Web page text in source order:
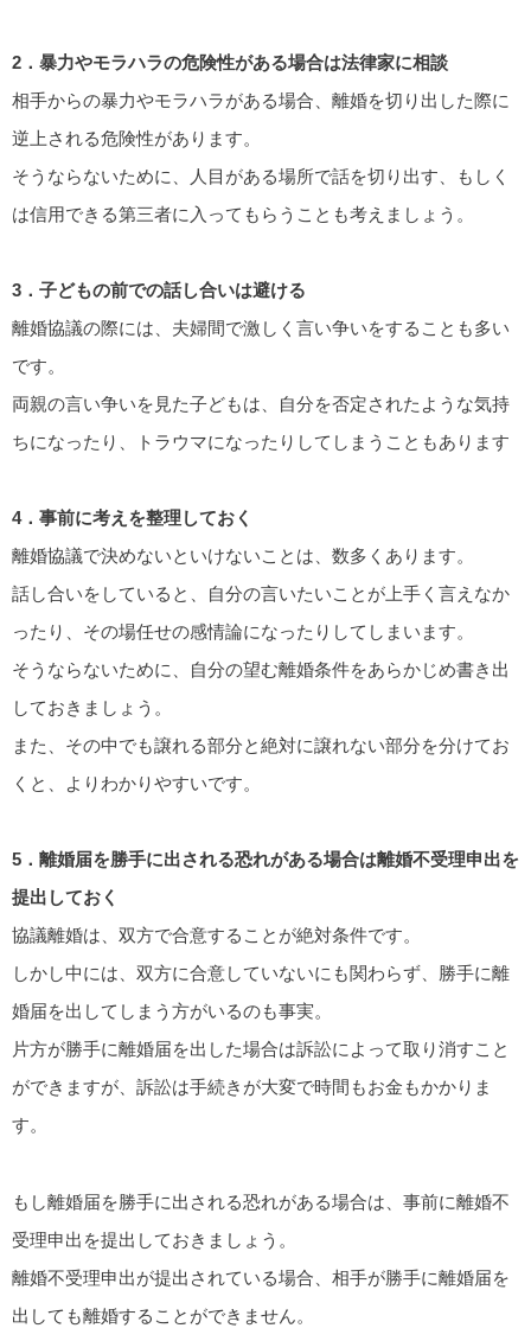
2．暴力やモラハラの危険性がある場合は法律家に相談
相手からの暴力やモラハラがある場合、離婚を切り出した際に
逆上される危険性があります。
そうならないために、人目がある場所で話を切り出す、もしく
は信用できる第三者に入ってもらうことも考えましょう。
3．子どもの前での話し合いは避ける
離婚協議の際には、夫婦間で激しく言い争いをすることも多い
です。
両親の言い争いを見た子どもは、自分を否定されたような気持
ちになったり、トラウマになったりしてしまうこともあります
4．事前に考えを整理しておく
離婚協議で決めないといけないことは、数多くあります。
話し合いをしていると、自分の言いたいことが上手く言えなか
ったり、その場任せの感情論になったりしてしまいます。
そうならないために、自分の望む離婚条件をあらかじめ書き出
しておきましょう。
また、その中でも譲れる部分と絶対に譲れない部分を分けてお
くと、よりわかりやすいです。
5．離婚届を勝手に出される恐れがある場合は離婚不受理申出を
提出しておく
協議離婚は、双方で合意することが絶対条件です。
しかし中には、双方に合意していないにも関わらず、勝手に離
婚届を出してしまう方がいるのも事実。
片方が勝手に離婚届を出した場合は訴訟によって取り消すこと
ができますが、訴訟は手続きが大変で時間もお金もかかりま
す。
もし離婚届を勝手に出される恐れがある場合は、事前に離婚不
受理申出を提出しておきましょう。
離婚不受理申出が提出されている場合、相手が勝手に離婚届を
出しても離婚することができません。